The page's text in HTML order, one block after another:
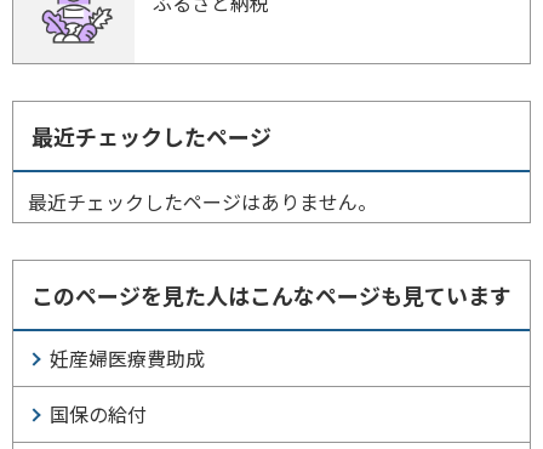
最近チェックしたページ
最近チェックしたページはありません。
このページを見た人はこんなページも見ています
妊産婦医療費助成
国保の給付